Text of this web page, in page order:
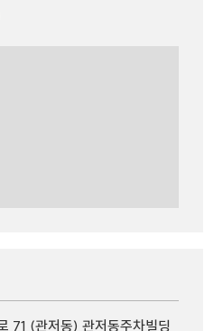
71 (관저동) 관저동주차빌딩